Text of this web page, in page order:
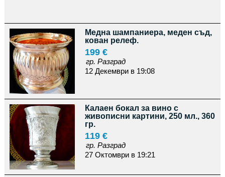
Медна шампаниера, меден съд,
кован релеф.
199 €
гр. Разград
12 Декември в 19:08
Калаен бокал за вино с
живописни картини, 250 мл., 360
гр.
119 €
гр. Разград
27 Октомври в 19:21